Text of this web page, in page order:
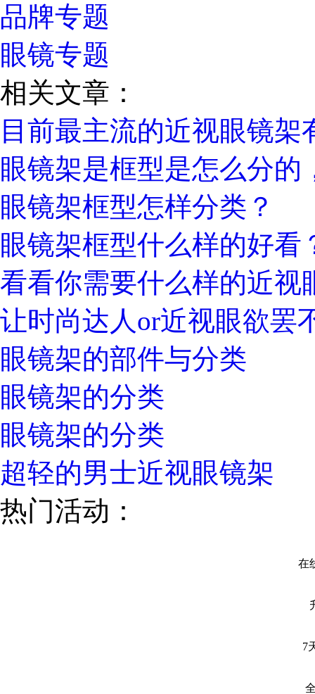
品牌专题
眼镜专题
相关文章：
目前最主流的近视眼镜架
眼镜架是框型是怎么分的
眼镜架框型怎样分类？
眼镜架框型什么样的好看
看看你需要什么样的近视
让时尚达人or近视眼欲罢
眼镜架的部件与分类
眼镜架的分类
眼镜架的分类
超轻的男士近视眼镜架
热门活动：
在
7